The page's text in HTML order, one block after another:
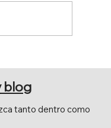
tanto dentro como
blog